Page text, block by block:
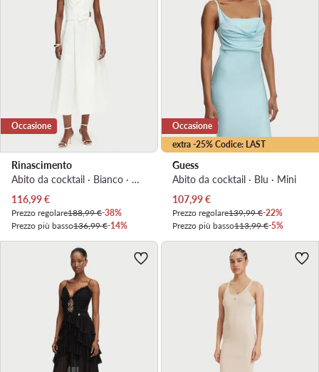
Occasione
Rinascimento
Abito da cocktail · Bianco · Midi
Prezzo attuale
116,99€
Prezzo regolare188,99 €-38%
Prezzo più basso136,99 €-14%
extra -25% Codice: LAST
Occasione
Guess
Abito da cocktail · Blu · Mini
Prezzo attuale
107,99€
Prezzo regolare139,99 €-22%
Prezzo più basso113,99 €-5%